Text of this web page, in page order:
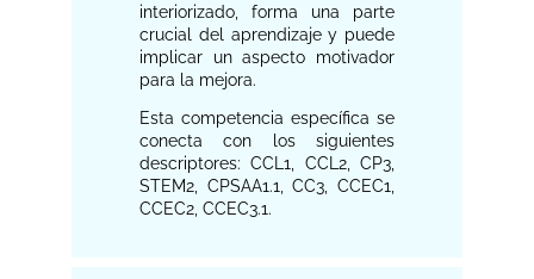
interiorizado, forma una parte
crucial del aprendizaje y puede
implicar un aspecto motivador
para la mejora.
Esta competencia específica se
conecta con los siguientes
descriptores: CCL1, CCL2, CP3,
STEM2, CPSAA1.1, CC3, CCEC1,
CCEC2, CCEC3.1.